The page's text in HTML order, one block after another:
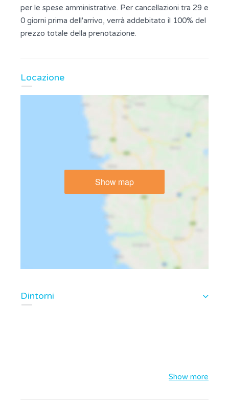
per le spese amministrative. Per cancellazioni tra 29 e
0 giorni prima dell'arrivo, verrà addebitato il 100% del
prezzo totale della prenotazione.
Locazione
Show map
Dintorni
Show more